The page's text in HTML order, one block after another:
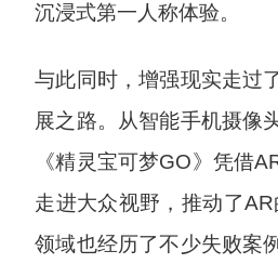
沉浸式第一人称体验。
与此同时，增强现实走过
展之路。从智能手机摄像
《精灵宝可梦GO》凭借
走进大众视野，推动了
领域也经历了不少失败案